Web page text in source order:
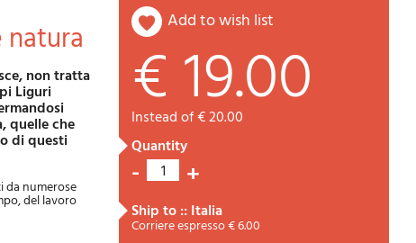
Cart
natura
Liguri
quelle che
di questi
da numerose
del lavoro
add to wish list
€ 19.00
instead of € 20.00
quantity
- 1 +
ship to :: Italia
Corriere espresso € 6.00